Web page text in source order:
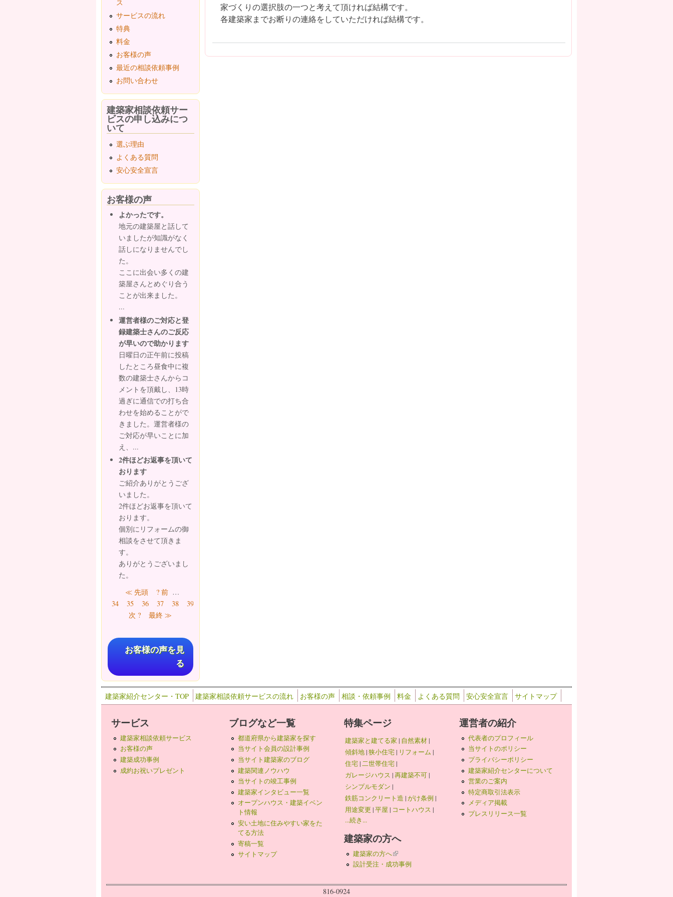
家づくりの選択肢の一つと考えて頂ければ結構です。
各建築家までお断りの連絡をしていただければ結構です。
ス
サービスの流れ
特典
料金
お客様の声
最近の相談依頼事例
お問い合わせ
建築家相談依頼サー
ビスの申し込みにつ
いて
選ぶ理由
よくある質問
安心安全宣言
お客様の声
よかったです。
地元の建築屋と話して
いましたが知識がなく
話しになりませんでし
た。
ここに出会い多くの建
築屋さんとめぐり合う
ことが出来ました。
...
運営者様のご対応と登
録建築士さんのご反応
が早いので助かります
日曜日の正午前に投稿
したところ昼食中に複
数の建築士さんからコ
メントを頂戴し、13時
過ぎに通信での打ち合
わせを始めることがで
きました。運営者様の
ご対応が早いことに加
え、...
2件ほどお返事を頂いて
おります
ご紹介ありがとうござ
いました。
2件ほどお返事を頂いて
おります。
個別にリフォームの御
相談をさせて頂きま
す。
ありがとうございまし
た。
ページ≪ 先頭 ? 前 …
34
35 36 37 38 39
次 ?
最終 ≫
お客様の声を見
る
建築家紹介センター・TOP 建築家相談依頼サービスの流れ お客様の声 相談・依頼事例 料金 よくある質問 安心安全宣言 サイトマップ
サービス
建築家相談依頼サービス
お客様の声
建築成功事例
成約お祝いプレゼント
ブログなど一覧
都道府県から建築家を探す
当サイト会員の設計事例
当サイト建築家のブログ
建築関連ノウハウ
当サイトの竣工事例
建築家インタビュー一覧
オープンハウス・建築イベン
ト情報
安い土地に住みやすい家をた
てる方法
寄稿一覧
サイトマップ
特集ページ
建築家と建てる家 | 自然素材|
傾斜地|狭小住宅| リフォーム |
住宅|二世帯住宅|
ガレージハウス |再建築不可|
シンプルモダン |
鉄筋コンクリート造 |がけ条例 |
用途変更 |平屋 | コートハウス |
...続き...
建築家の方へ
建築家の方へ(link is external)
設計受注・成功事例
運営者の紹介
代表者のプロフィール
当サイトのポリシー
プライバシーポリシー
建築家紹介センターについて
営業のご案内
特定商取引法表示
メディア掲載
プレスリリース一覧
816-0924